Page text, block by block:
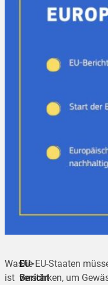
Was
ist
EU-
Bericht
Die EU-Staaten
verstärken, um